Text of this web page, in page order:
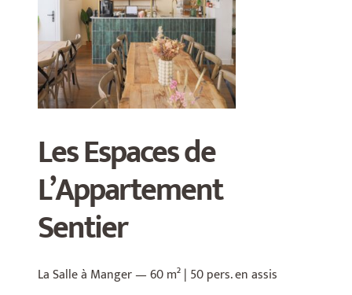
Les Espaces de
L’Appartement
Sentier
La Salle à Manger — 60 m² | 50 pers. en assis